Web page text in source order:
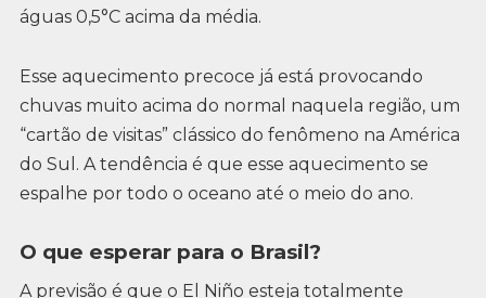
águas 0,5°C acima da média.
Esse aquecimento precoce já está provocando
chuvas muito acima do normal naquela região, um
“cartão de visitas” clássico do fenômeno na América
do Sul. A tendência é que esse aquecimento se
espalhe por todo o oceano até o meio do ano.
O que esperar para o Brasil?
A previsão é que o El Niño esteja totalmente